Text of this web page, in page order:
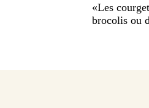
«Les
brocolis ou